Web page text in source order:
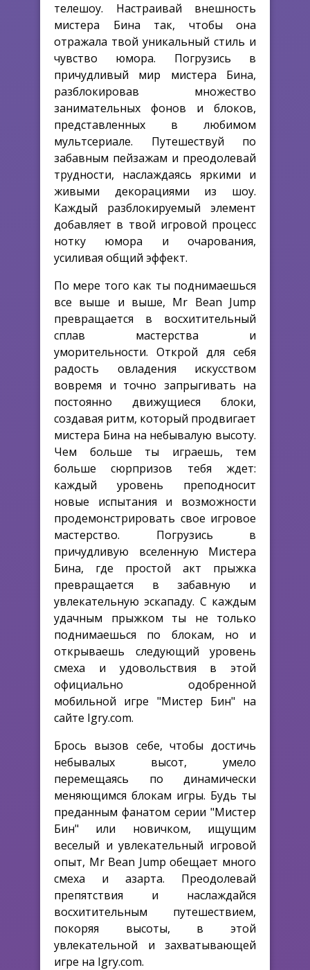
телешоу. Настраивай внешность
мистера Бина так, чтобы она
отражала твой уникальный стиль и
чувство юмора. Погрузись в
причудливый мир мистера Бина,
разблокировав множество
занимательных фонов и блоков,
представленных в любимом
мультсериале. Путешествуй по
забавным пейзажам и преодолевай
трудности, наслаждаясь яркими и
живыми декорациями из шоу.
Каждый разблокируемый элемент
добавляет в твой игровой процесс
нотку юмора и очарования,
усиливая общий эффект.
По мере того как ты поднимаешься
все выше и выше, Mr Bean Jump
превращается в восхитительный
сплав мастерства и
уморительности. Открой для себя
радость овладения искусством
вовремя и точно запрыгивать на
постоянно движущиеся блоки,
создавая ритм, который продвигает
мистера Бина на небывалую высоту.
Чем больше ты играешь, тем
больше сюрпризов тебя ждет:
каждый уровень преподносит
новые испытания и возможности
продемонстрировать свое игровое
мастерство. Погрузись в
причудливую вселенную Мистера
Бина, где простой акт прыжка
превращается в забавную и
увлекательную эскападу. С каждым
удачным прыжком ты не только
поднимаешься по блокам, но и
открываешь следующий уровень
смеха и удовольствия в этой
официально одобренной
мобильной игре "Мистер Бин" на
сайте Igry.com.
Брось вызов себе, чтобы достичь
небывалых высот, умело
перемещаясь по динамически
меняющимся блокам игры. Будь ты
преданным фанатом серии "Мистер
Бин" или новичком, ищущим
веселый и увлекательный игровой
опыт, Mr Bean Jump обещает много
смеха и азарта. Преодолевай
препятствия и наслаждайся
восхитительным путешествием,
покоряя высоты, в этой
увлекательной и захватывающей
игре на Igry.com.